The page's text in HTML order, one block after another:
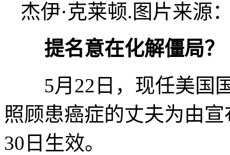
杰伊·克莱顿.图片来源
提名意在化解僵局？
5月22日，现任美国国
照顾患癌症的丈夫为由
30日生效。